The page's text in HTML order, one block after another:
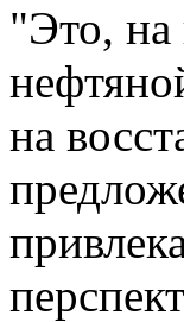
"Это, на
на